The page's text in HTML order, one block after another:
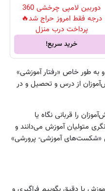
دوربین لامپی چرخشی 360
درجه فقط امروز حراج شد🔥
پرداخت درب منزل
خرید سریع!
و به طور خاص «رفتار آموزشی»
از درس و تحصیل و در
را قربانی نگاه یا
متولیان آموزش می‌دانند و
«شکست‌های آموزشی- پرورشی»